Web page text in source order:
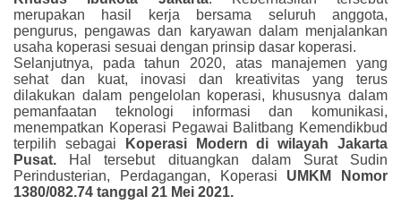
merupakan hasil kerja bersama seluruh anggota,
pengurus, pengawas dan karyawan dalam menjalankan
usaha koperasi sesuai dengan prinsip dasar koperasi.
Selanjutnya, pada tahun 2020, atas manajemen yang
sehat dan kuat, inovasi dan kreativitas yang terus
dilakukan dalam pengelolan koperasi, khususnya dalam
pemanfaatan teknologi informasi dan komunikasi,
menempatkan Koperasi Pegawai Balitbang Kemendikbud
terpilih sebagai
Koperasi Modern di wilayah Jakarta
Pusat.
Hal tersebut dituangkan dalam Surat Sudin
Perindusterian, Perdagangan, Koperasi UMKM Nomor
1380/082.74 tanggal 21 Mei 2021.